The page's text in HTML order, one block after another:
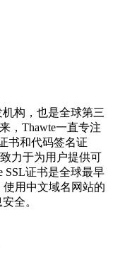
构，也是全球第三
，Thawte一直专注
书和代码签名证
力于为用户提供可
SSL证书是全球最早
用中文域名网站的
全。